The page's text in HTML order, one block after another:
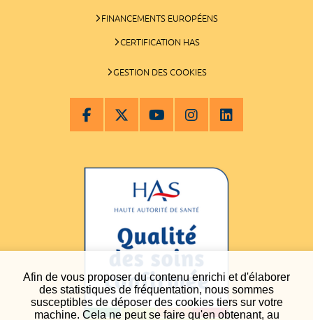
Afin de vous proposer du contenu enrichi et d'élaborer
des statistiques de fréquentation, nous sommes
susceptibles de déposer des cookies tiers sur votre
machine. Cela ne peut se faire qu'en obtenant, au
FINANCEMENTS EUROPÉENS
CERTIFICATION HAS
GESTION DES COOKIES